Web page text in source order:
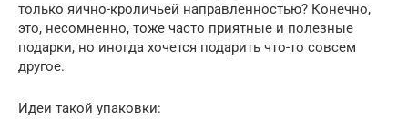
только яично-кроличьей направленностью? Конечно,
это, несомненно, тоже часто приятные и полезные
подарки, но иногда хочется подарить что-то совсем
другое.
Идеи такой упаковки: